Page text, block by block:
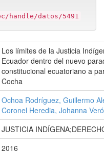
handle/datos/5491
Los límites de la Justicia
Ecuador dentro del nuevo
constitucional ecuatoriano a
Cocha
Ochoa Rodríguez, Guillermo
Coronel Heredia, Johanna
JUSTICIA
2016